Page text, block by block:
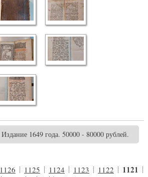
Издание 1649 года. 50000 - 80000 рублей.
1126 1125 1124 1123 1122 1121